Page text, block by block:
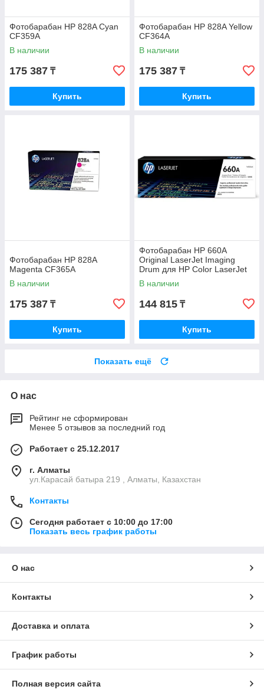
Фотобарабан HP 828A Cyan
CF359A
В наличии
175 387 ₸
Купить
Фотобарабан HP 828A Yellow
CF364A
В наличии
175 387 ₸
Купить
Фотобарабан HP 828A
Magenta CF365A
В наличии
175 387 ₸
Купить
Фотобарабан HP 660A
Original LaserJet Imaging
Drum для HP Color LaserJet
M751 W2004A
В наличии
144 815 ₸
Купить
Показать ещё
О нас
Рейтинг не сформирован
Менее 5 отзывов за последний год
Работает с 25.12.2017
г. Алматы
ул.Карасай батыра 219 , Алматы, Казахстан
Контакты
Сегодня работает с 10:00 до 17:00
Показать весь график работы
О нас
Контакты
Доставка и оплата
График работы
Полная версия сайта